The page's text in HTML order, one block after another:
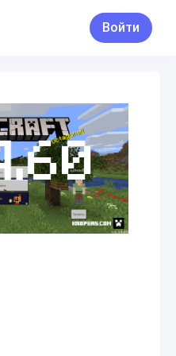
Войти